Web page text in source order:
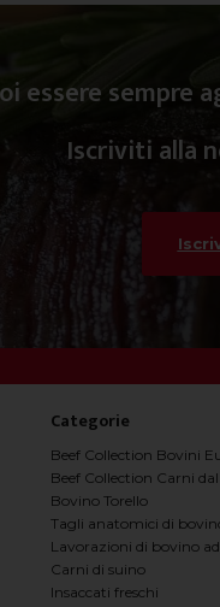
essere sempre
Iscriviti alla
Categorie
Beef Collection Bovini
Beef Collection Carni
Bovino Torello
Tagli anatomici di
Lavorazioni di bovino
Carni di suino
Insaccati freschi